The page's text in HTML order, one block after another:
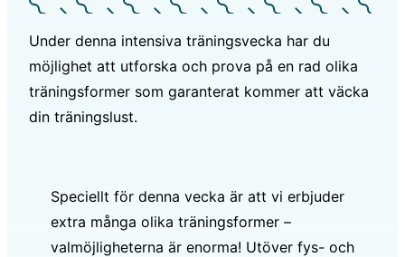
Under denna intensiva träningsvecka har du
möjlighet att utforska och prova på en rad olika
träningsformer som garanterat kommer att väcka
din träningslust.
Speciellt för denna vecka är att vi erbjuder
extra många olika träningsformer –
valmöjligheterna är enorma! Utöver fys- och